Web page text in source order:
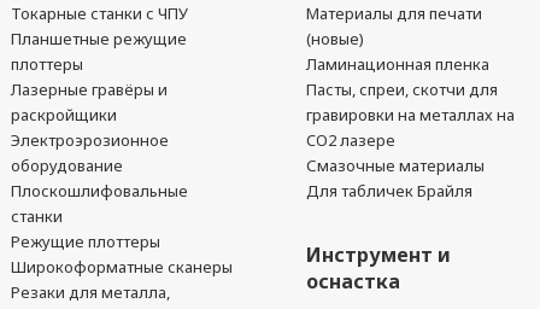
Токарные станки с ЧПУ
Планшетные режущие
плоттеры
Лазерные гравёры и
раскройщики
Электроэрозионное
оборудование
Плоскошлифовальные
станки
Режущие плоттеры
Широкоформатные сканеры
Резаки для металла,
Материалы для печати
(новые)
Ламинационная пленка
Пасты, спреи, скотчи для
гравировки на металлах на
CO2 лазере
Смазочные материалы
Для табличек Брайля
Инструмент и
оснастка